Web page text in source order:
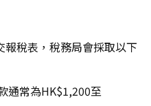
稅表，稅務局會採取以下
通常為HK$1,200至